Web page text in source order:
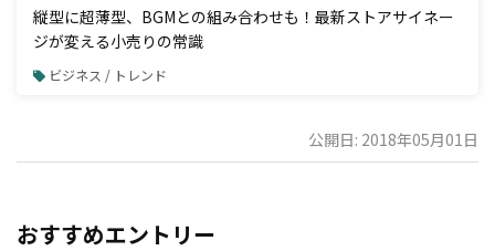
縦型に超薄型、BGMとの組み合わせも！最新ストアサイネー
ジが変える小売りの常識
ビジネス / トレンド
公開日: 2018年05月01日
おすすめエントリー